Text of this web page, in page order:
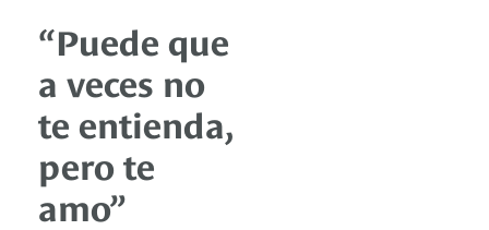
“Puede que
a veces no
te entienda,
pero te
amo”